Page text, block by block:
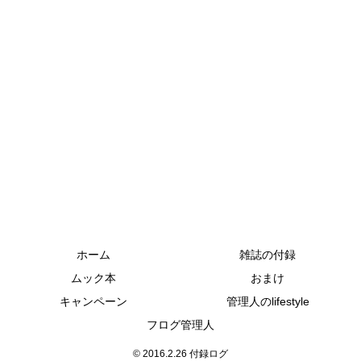
ホーム
雑誌の付録
ムック本
おまけ
キャンペーン
管理人のlifestyle
フログ管理人
© 2016.2.26 付録ログ